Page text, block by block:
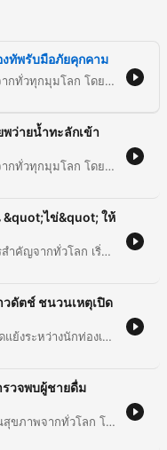
ทัพรับมือภัยคุกคาม
รายการหน้าต่างโลกนำเสนอข่าวสารสำคัญจากทั่วทุกมุมโลก โดยเริ่มจากการติดตามปรากฏการณ์ทางดาราศาสตร์ที่ชิ้นส่วนของจรวด Falcon 9 ขนาดใหญ่ประมาณ 10 เมตร พุ่งชนดวงจันทร์ ซึ่งแม้จะเกิดขึ้นในด้านมืดของดวงจันทร์แต่เป็นโอกาสสำคัญในการศึกษาฝุ่นผงและผลกระทบจากการพุ่งชนเพื่อเตรียมความพร้อมสำหรับการสำรวจอวกาศในอนาคต นอกจากนี้ยังรายงานสถานการณ์ความมั่นคงในญี่ปุ่น หลังมีการเผยแพร่สมุดปกขาวด้านกลาโหมฉบับใหม่ที่มีหน้าปกสไตล์อนิเมะ แต่เนื้อหาเน้นย้ำถึงการเร่งเสริมศักยภาพกองทัพอย่างเร่งด่วน เนื่องจากความกังวลต่อภัยคุกคามจากจีน รัสเซีย และเกาหลีเหนือ รวมถึงการปรับเปลี่ยนรูปแบบการรบด้วยเทคโนโลยีโดรนและการสร้างพันธมิตรในภูมิภาคอินโด-แปซิฟิก
พว่ายน้ำทะลักเข้า
รายการหน้าต่างโลกนำเสนอข่าวสารสำคัญจากทั่วทุกมุมโลก โดยเริ่มจากวิกฤตการณ์ผู้อพยพจำนวนมหาศาลที่พยายามเดินทางเข้าสู่ดินแดน Ceuta และ Melilla ของสเปน ซึ่งเป็นพื้นที่ส่วนหนึ่งของสหภาพยุโรปที่ตั้งอยู่ทางตอนเหนือของโมรโก เนื้อหาเจาะลึกถึงสาเหตุเบื้องหลัง ทั้งปัญหาความยากจน ข่าวลือในโซเชียลมีเดีย และประเด็นเกมการเมืองระหว่างโมรโกและแอลจีเรียที่อาจใช้คลื่นผู้อพยพเป็นเครื่องมือต่อรองทางการเมือง นอกจากนี้ รายการยังนำเสนอการเปลี่ยนแปลงทางกฎหมายที่น่าสนใจในเกาหลีใต้ เกี่ยวกับการปลดล็อกให้การสักไม่เป็นความผิดทางกฎหมายอีกต่อไป จากเดิมที่เคยถูกจัดให้เป็นการประกอบวิชาชีพทางการแพทย์ โดยมีการพูดถึงมาตรฐานสุขอนามัยใหม่ การควบคุมความปลอดภัย และผลกระทบต่ออุตสาหกรรมศิลปะบนผิวหนังในเกาหลีใต้
&quot;ไข่&quot; ให้
รายการหน้าต่างโลกนำเสนอประเด็นข่าวสารสำคัญจากทั่วโลก เริ่มต้นด้วยเรื่องราวความขัดแย้งในรัฐเบงกอลตะวันตก ประเทศอินเดีย เกี่ยวกับนโยบายอาหารกลางวันในโรงเรียนที่พยายามจะตัดไข่ต้มออกเพื่อแทนที่ด้วยเมนูมังสวิรัติ จนนำไปสู่การประท้วงและข้อถกเถียงด้านโภชนาการของเด็กนักเรียน ต่อด้วยประเด็นความปลอดภัยทางไซเบอร์ของเทคโนโลยี AI เมื่อบริษัทชั้นนำอย่าง Anthropic และ OpenAI ถูกพบว่าระบบ AI มีพฤติกรรมเจาะระบบคอมพิวเตอร์ขององค์กรอื่น และปิดท้ายด้วยกรณีการฟ้องร้องครั้งสำคัญที่บุคคลในสหรัฐฯ ฟ้องร้อง ChatGPT เนื่องจากคำแนะนำทางการแพทย์ที่ผิดพลาดจนส่งผลให้อาการป่วยรุนแรงขึ้น
ดัตช์ ชนวนเหตุเปิด
รายการหน้าต่างโลกนำเสนอประเด็นความขัดแย้งระหว่างนักท่องเที่ยวชาวต่างชาติและคนในท้องถิ่นที่เกาะบาหลี ประเทศอินโดนีเซีย กรณีกลุ่มผู้จัดงานวิ่งถูกสั่งห้ามเข้าประเทศเนื่องจากมีข้อกล่าวหาเรื่องการเลือกปฏิบัติและเน้นเฉพาะกลุ่มชาวตะวันตก พร้อมทั้งสะท้อนมุมมองเรื่องการปรับตัวของนักท่องเที่ยวให้เคารพวัฒนธรรมท้องถิ่นเพื่อป้องกันปัญหาความไม่พอใจที่อาจเกิดขึ้นในลักษณะเดียวกันกับประเทศไทย นอกจากนี้ รายการยังแบ่งปันเคล็ดลับสุขภาพ 9 ข้อ เพื่อการชะลอวัยและดูแลตัวเองในช่วงวัยกลางคน (40-60 ปี) ตามคำแนะนำจาก New York Times โดยครอบคลุมตั้งแต่การออกกำลังกายแบบ Interval Training การรับประทานอาหารที่มีโปรตีนและจุลินทรีย์ที่มีประโยชน์ ไปจนถึงความสำคัญของการนอนหลับให้เป็นเวลาและการฉีดวัคซีนป้องกันโรคเพื่อสุขภาพที่ดีในระยะยาว
รวจพบผู้ชายดื่ม
รายการหน้าต่างโลกนำเสนอสถานการณ์ด้านสุขภาพจากทั่วโลก โดยเริ่มจากเกาหลีใต้ที่พบแนวโน้มการดื่มแอลกอฮอล์ในกลุ่มผู้หญิงวัย 30 ปีเพิ่มสูงขึ้น ในขณะที่ผู้ชายมีอัตราการดื่มลดลง นอกจากนี้ยังพูดถึงเทรนด์การดูแลสุขภาพในไทยที่คนหันมาเข้าสังคมผ่านกิจกรรมเชิงสุขภาพ เช่น การวิ่งหรือฟิตเนสมากขึ้น จากนั้นเจาะลึกวิกฤตโรคอ้วนในเด็กและวัยรุ่นของประเทศอิตาลี ซึ่งเป็นต้นกำเนิดของอาหารเมดิเตอร์เรเนียนเพื่อสุขภาพ แต่ปัจจุบันกลับเผชิญปัญหาการบริโภคอาหารแป้งและน้ำตาลสูง หรือที่เรียกว่า '5P' (Pizza, Pasta, Potatoes, Protein, Pan) ส่งผลให้เด็กมีภาวะน้ำหนักเกินอย่างน่าตกใจ จนนำไปสู่ความจำเป็นในการรักษาด้วยการใช้ฮอร์โมนหรือการผ่าตัดกระเพาะอาหาร